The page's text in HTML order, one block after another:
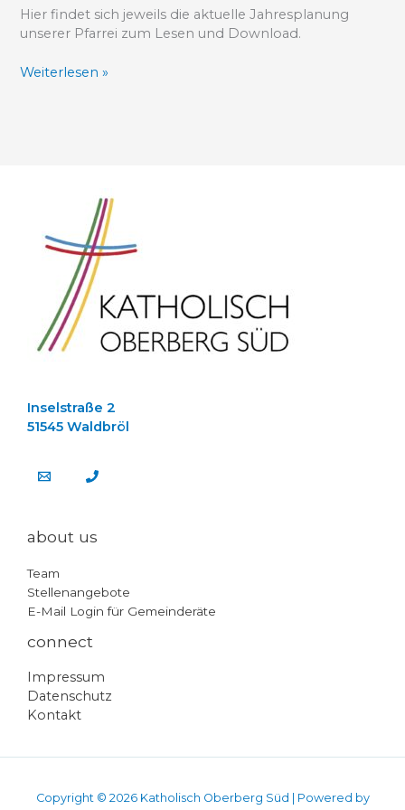
Hier findet sich jeweils die aktuelle Jahresplanung
unserer Pfarrei zum Lesen und Download.
Weiterlesen »
Inselstraße 2
51545 Waldbröl
about us
Team
Stellenangebote
E-Mail Login für Gemeinderäte
connect
Impressum
Datenschutz
Kontakt
Copyright © 2026 Katholisch Oberberg Süd | Powered by